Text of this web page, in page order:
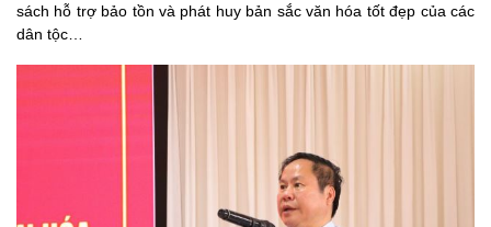
sách hỗ trợ bảo tồn và phát huy bản sắc văn hóa tốt đẹp của các
dân tộc…